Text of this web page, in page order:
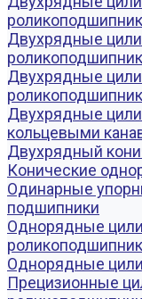
Двухрядные
Двухрядные
Двухрядные
кольцевыми
Двухрядный
Конические
Одинарные
подшипники
Однорядные
Однорядные
Прецизионные